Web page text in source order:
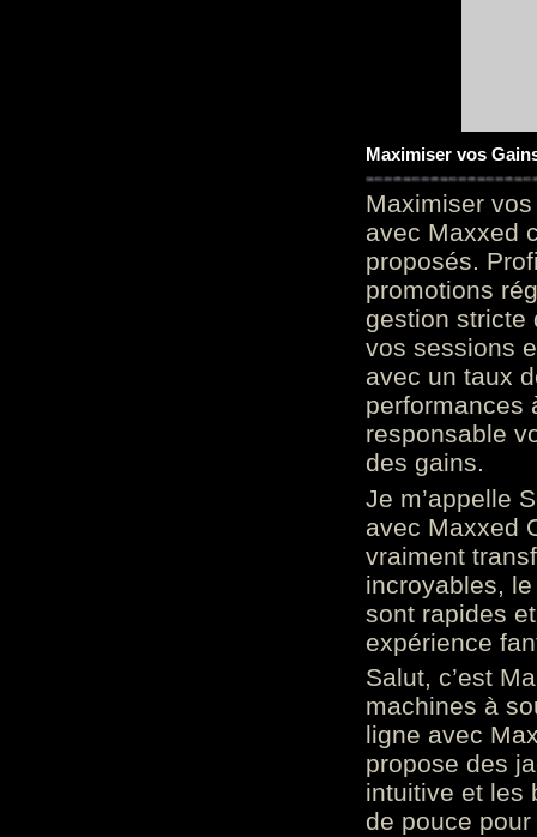
Maximiser vos
Maximiser
avec Maxxed
proposés.
promotions
gestion stricte
vos sessions
avec un taux
performances
responsable
des gains.
Je m’appelle
avec Maxxed
vraiment
incroyables,
sont rapides
expérience
Salut, c’est
machines à
ligne avec
propose des
intuitive et les
de pouce